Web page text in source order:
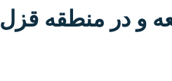
و در منطقه قزل